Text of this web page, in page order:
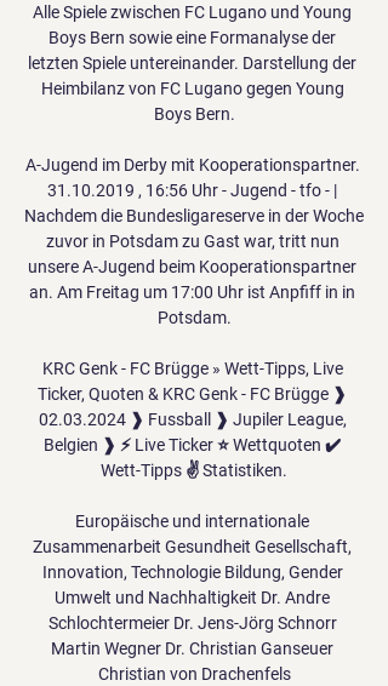
Alle Spiele zwischen FC Lugano und Young
Boys Bern sowie eine Formanalyse der
letzten Spiele untereinander. Darstellung der
Heimbilanz von FC Lugano gegen Young
Boys Bern.
A-Jugend im Derby mit Kooperationspartner.
31.10.2019 , 16:56 Uhr - Jugend - tfo - |
Nachdem die Bundesligareserve in der Woche
zuvor in Potsdam zu Gast war, tritt nun
unsere A-Jugend beim Kooperationspartner
an. Am Freitag um 17:00 Uhr ist Anpfiff in in
Potsdam.
KRC Genk - FC Brügge » Wett-Tipps, Live
Ticker, Quoten & KRC Genk - FC Brügge ❱
02.03.2024 ❱ Fussball ❱ Jupiler League,
Belgien ❱ ⚡ Live Ticker ⭐ Wettquoten ✔️
Wett-Tipps ✌ Statistiken.
Europäische und internationale
Zusammenarbeit Gesundheit Gesellschaft,
Innovation, Technologie Bildung, Gender
Umwelt und Nachhaltigkeit Dr. Andre
Schlochtermeier Dr. Jens-Jörg Schnorr
Martin Wegner Dr. Christian Ganseuer
Christian von Drachenfels